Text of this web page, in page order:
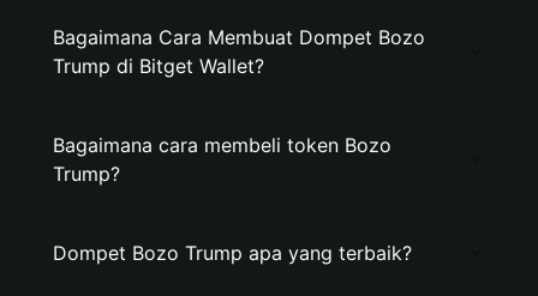
Bagaimana Cara Membuat Dompet Bozo
Trump di Bitget Wallet?
Bagaimana cara membeli token Bozo
Trump?
Dompet Bozo Trump apa yang terbaik?